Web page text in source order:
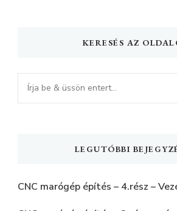
KERESÉS AZ
Keres
valamit?
LEGUTÓBBI
CNC marógép építés – 4.rész –